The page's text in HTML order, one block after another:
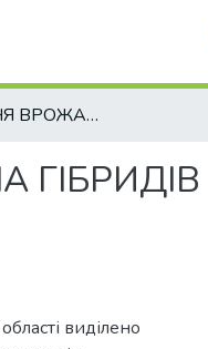
ФОРМУВАННЯ ВРОЖАЙНОГО ПОТЕНЦІАЛУ ЗЕРНА ГІБРИДІВ КУКУРУДЗИ ЗАЛЕЖНО ВІД ГУСТОТИ ПОСІВІВ
виділено